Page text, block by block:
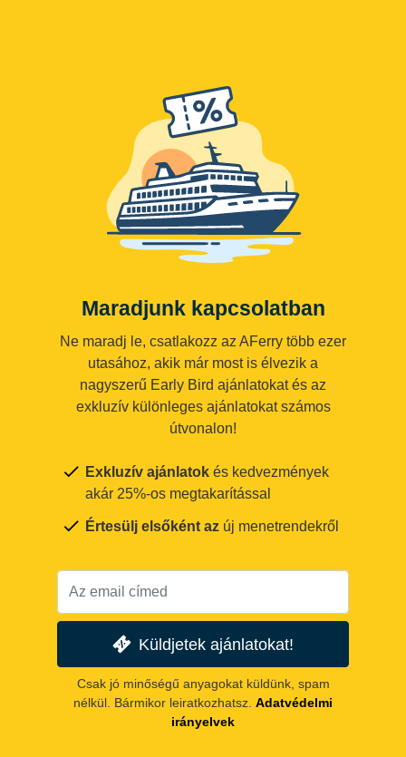
Maradjunk kapcsolatban
Ne maradj le, csatlakozz az AFerry több ezer
utasához, akik már most is élvezik a
nagyszerű Early Bird ajánlatokat és az
exkluzív különleges ajánlatokat számos
útvonalon!
Exkluzív ajánlatok és kedvezmények
akár 25%-os megtakarítással
Értesülj elsőként az új menetrendekről
Küldjetek ajánlatokat!
Csak jó minőségű anyagokat küldünk, spam
nélkül. Bármikor leiratkozhatsz. Adatvédelmi
irányelvek